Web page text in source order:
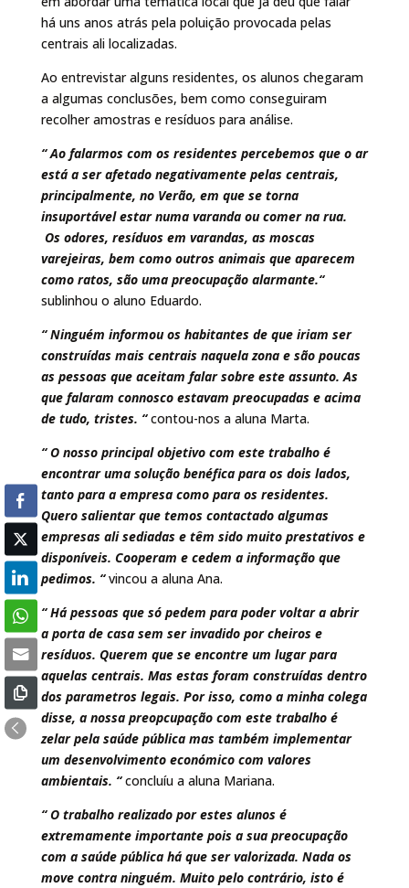
há uns anos atrás pela poluição provocada pelas
centrais ali localizadas.
Ao entrevistar alguns residentes, os alunos chegaram
a algumas conclusões, bem como conseguiram
recolher amostras e resíduos para análise.
“ Ao falarmos com os residentes percebemos que o ar
está a ser afetado negativamente pelas centrais,
principalmente, no Verão, em que se torna
insuportável estar numa varanda ou comer na rua.
Os odores, resíduos em varandas, as moscas
varejeiras, bem como outros animais que aparecem
como ratos, são uma preocupação alarmante.“
sublinhou o aluno Eduardo.
“ Ninguém informou os habitantes de que iriam ser
construídas mais centrais naquela zona e são poucas
as pessoas que aceitam falar sobre este assunto. As
que falaram connosco estavam preocupadas e acima
de tudo, tristes. “contou-nos a aluna Marta.
“ O nosso principal objetivo com este trabalho é
encontrar uma solução benéfica para os dois lados,
tanto para a empresa como para os residentes.
Quero salientar que temos contactado algumas
empresas ali sediadas e têm sido muito prestativos e
disponíveis. Cooperam e cedem a informação que
pedimos. “vincou a aluna Ana.
“ Há pessoas que só pedem para poder voltar a abrir
a porta de casa sem ser invadido por cheiros e
resíduos. Querem que se encontre um lugar para
aquelas centrais. Mas estas foram construídas dentro
dos parametros legais. Por isso, como a minha colega
disse, a nossa preopcupação com este trabalho é
zelar pela saúde pública mas também implementar
um desenvolvimento económico com valores
ambientais. “concluíu a aluna Mariana.
“ O trabalho realizado por estes alunos é
extremamente importante pois a sua preocupação
com a saúde pública há que ser valorizada. Nada os
move contra ninguém. Muito pelo contrário, isto é